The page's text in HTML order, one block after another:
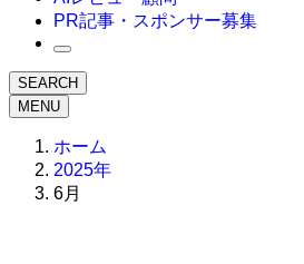
PR記事・スポンサー募集
SEARCH
MENU
ホーム
2025年
6月